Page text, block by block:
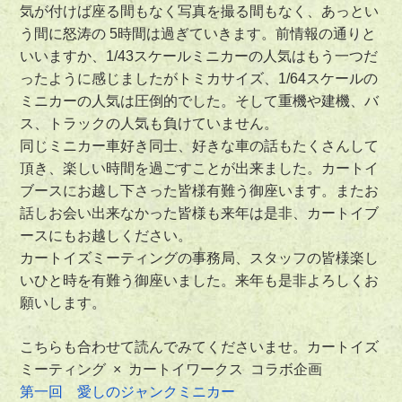
気が付けば座る間もなく写真を撮る間もなく、あっとい
う間に怒涛の 5時間は過ぎていきます。前情報の通りと
いいますか、1/43スケールミニカーの人気はもう一つだ
ったように感じましたがトミカサイズ、1/64スケールの
ミニカーの人気は圧倒的でした。そして重機や建機、バ
ス、トラックの人気も負けていません。
同じミニカー車好き同士、好きな車の話もたくさんして
頂き、楽しい時間を過ごすことが出来ました。カートイ
ブースにお越し下さった皆様有難う御座います。またお
話しお会い出来なかった皆様も来年は是非、カートイブ
ースにもお越しください。
カートイズミーティングの事務局、スタッフの皆様楽し
いひと時を有難う御座いました。来年も是非よろしくお
願いします。
こちらも合わせて読んでみてくださいませ。カートイズ
ミーティング × カートイワークス コラボ企画
第一回 愛しのジャンクミニカー